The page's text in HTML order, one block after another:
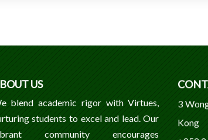
US
blend academic rigor with Virtues,
students to excel and lead. Our
community encourages
3
Kong